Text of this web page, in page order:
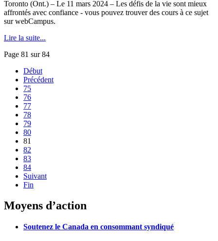
Toronto (Ont.) – Le 11 mars 2024 – Les défis de la vie sont mieux
affrontés avec confiance - vous pouvez trouver des cours à ce sujet
sur webCampus.
Lire la suite...
Page 81 sur 84
Début
Précédent
75
76
77
78
79
80
81
82
83
84
Suivant
Fin
Moyens d’action
Soutenez le Canada en consommant syndiqué